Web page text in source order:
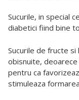
Sucurile, in special
diabetici fiind bine
Sucurile de fructe si
obisnuite,
pentru ca
stimuleaza